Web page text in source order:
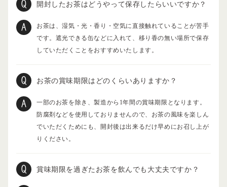
開封したお茶はどうやって保存したらいいですか？
お茶は、湿気・光・香り・空気に直接触れていることが苦手
です。遮光できる缶などに入れて、移り香の無い場所で保存
していただくことをおすすめいたします。
お茶の賞味期限はどのくらいありますか？
一部のお茶を除き、製造から1年間の賞味期限となります。
防腐剤などを使用しておりませんので、お茶の風味を楽しん
でいただくためにも、開封後は出来るだけ早めにお召し上が
りください。
賞味期限を過ぎたお茶を飲んでも大丈夫ですか？